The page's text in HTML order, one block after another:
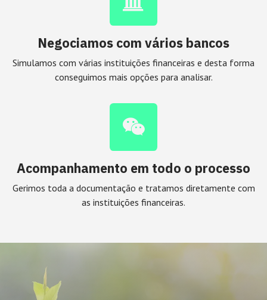
Negociamos com vários bancos
Simulamos com várias instituições financeiras e desta forma
conseguimos mais opções para analisar.
Acompanhamento em todo o processo
Gerimos toda a documentação e tratamos diretamente com
as instituições financeiras.